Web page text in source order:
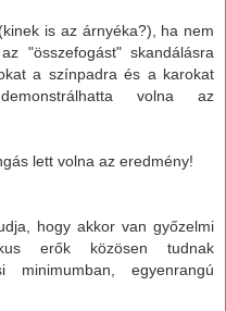
is az árnyéka?), ha nem
"összefogást" skandálásra
a színpadra és a karokat
volna az
lett volna az eredmény!
hogy akkor van győzelmi
erők közösen tudnak
minimumban, egyenrangú